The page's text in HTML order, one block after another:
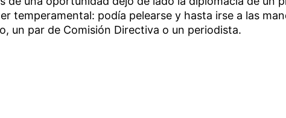
temperamental: podía pelearse y hasta irse a las
un par de Comisión Directiva o un periodista.